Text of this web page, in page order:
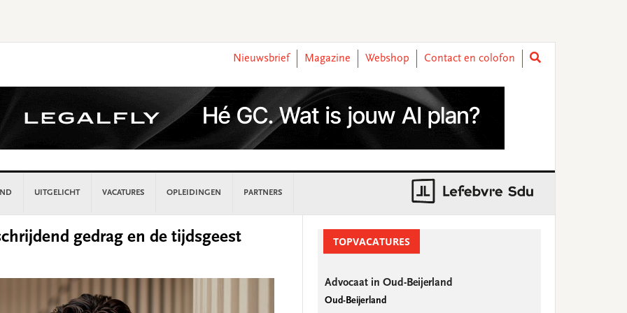
Nieuwsbrief
Magazine Webshop Contact en colofon
UITGELICHT VACATURES OPLEIDINGEN PARTNERS
gedrag en de tijdsgeest
SidebarTOPVACATURES
Advocaat in Oud-Beijerland
Oud-Beijerland